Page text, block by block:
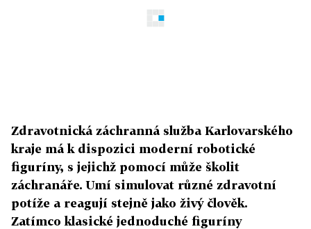
Zdravotnická záchranná služba Karlovarského
kraje má k dispozici moderní robotické
figuríny, s jejichž pomocí může školit
záchranáře. Umí simulovat různé zdravotní
potíže a reagují stejně jako živý člověk.
Zatímco klasické jednoduché figuríny